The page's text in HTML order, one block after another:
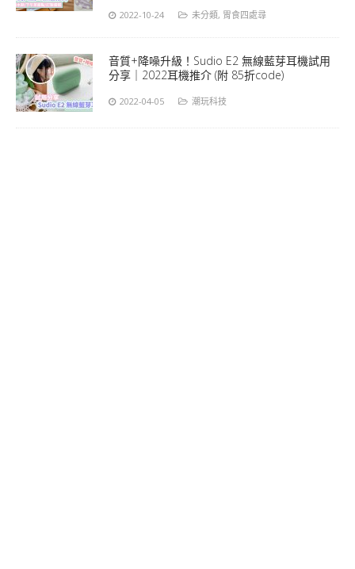
2022-10-24 未分類, 胃食四處尋
音質+降噪升級！Sudio E2 無線藍芽耳機試用
分享｜2022耳機推介 (附 85折code)
2022-04-05 潮玩科技